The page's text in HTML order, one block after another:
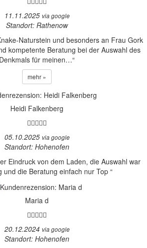
11.11.2025 via google
Standort: Rathenow
Naturstein und besonders an Frau Gork
kompetente Beratung bei der Auswahl des
Denkmals für meinen…“
mehr »
Heidi Falkenberg
05.10.2025 via google
Standort: Hohenofen
Eindruck von dem Laden, die Auswahl war
und die Beratung einfach nur Top “
Maria d
20.12.2024 via google
Standort: Hohenofen